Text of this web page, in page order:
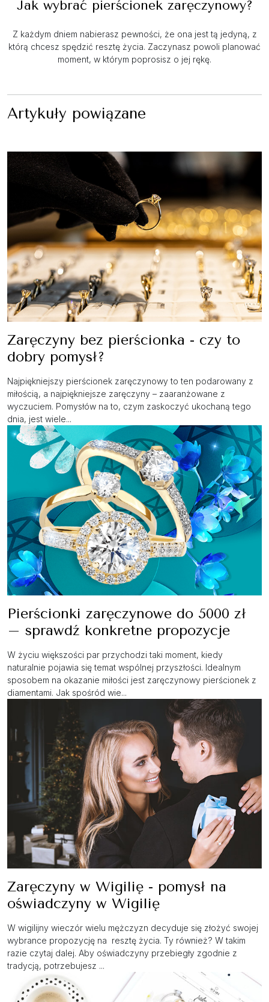
Jak wybrać pierścionek zaręczynowy?
Z każdym dniem nabierasz pewności, że ona jest tą jedyną, z
którą chcesz spędzić resztę życia. Zaczynasz powoli planować
moment, w którym poprosisz o jej rękę.
Artykuły powiązane
Zaręczyny bez pierścionka - czy to
dobry pomysł?
Najpiękniejszy pierścionek zaręczynowy to ten podarowany z
miłością, a najpiękniejsze zaręczyny – zaaranżowane z
wyczuciem. Pomysłów na to, czym zaskoczyć ukochaną tego
dnia, jest wiele...
Pierścionki zaręczynowe do 5000 zł
– sprawdź konkretne propozycje
W życiu większości par przychodzi taki moment, kiedy
naturalnie pojawia się temat wspólnej przyszłości. Idealnym
sposobem na okazanie miłości jest zaręczynowy pierścionek z
diamentami. Jak spośród wie...
Zaręczyny w Wigilię - pomysł na
oświadczyny w Wigilię
W wigilijny wieczór wielu mężczyzn decyduje się złożyć swojej
wybrance propozycję na resztę życia. Ty również? W takim
razie czytaj dalej. Aby oświadczyny przebiegły zgodnie z
tradycją, potrzebujesz ...